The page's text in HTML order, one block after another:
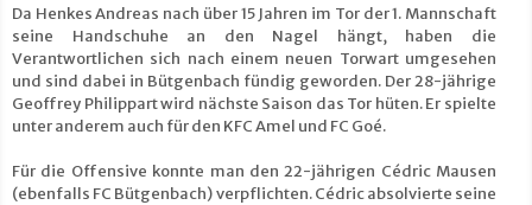
Da Henkes Andreas nach über 15 Jahren im Tor der 1. Mannschaft
seine Handschuhe an den Nagel hängt, haben die
Verantwortlichen sich nach einem neuen Torwart umgesehen
und sind dabei in Bütgenbach fündig geworden. Der 28-jährige
Geoffrey Philippart wird nächste Saison das Tor hüten. Er spielte
unter anderem auch für den KFC Amel und FC Goé.
Für die Offensive konnte man den 22-jährigen Cédric Mausen
(ebenfalls FC Bütgenbach) verpflichten. Cédric absolvierte seine